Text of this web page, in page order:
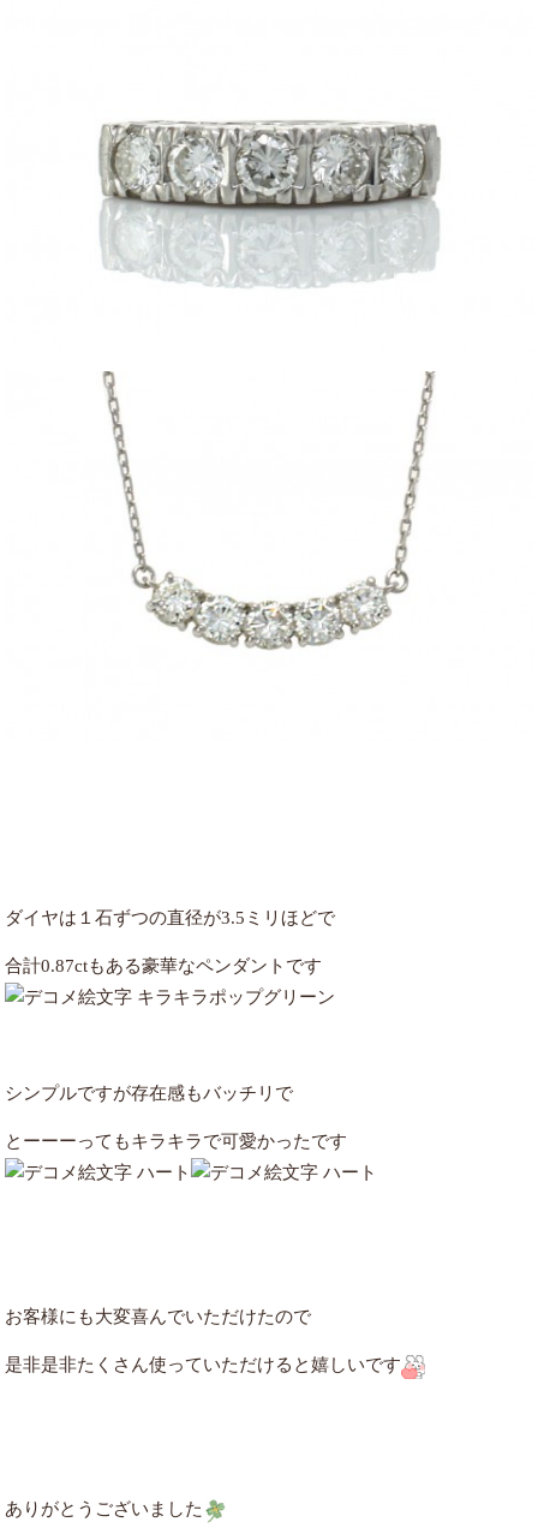
ダイヤは１石ずつの直径が3.5ミリほどで
合計0.87ctもある豪華なペンダントです
シンプルですが存在感もバッチリで
とーーーってもキラキラで可愛かったです
お客様にも大変喜んでいただけたので
是非是非たくさん使っていただけると嬉しいです
ありがとうございました